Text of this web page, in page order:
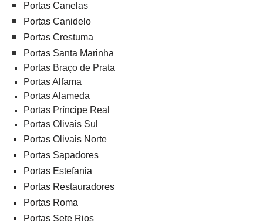
Portas Canelas
Portas Canidelo
Portas Crestuma
Portas Santa Marinha
Portas Braço de Prata
Portas Alfama
Portas Alameda
Portas Príncipe Real
Portas Olivais Sul
Portas Olivais Norte
Portas Sapadores
Portas Estefania
Portas Restauradores
Portas Roma
Portas Sete Rios